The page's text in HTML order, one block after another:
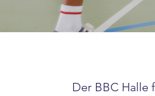
Der BBC Halle